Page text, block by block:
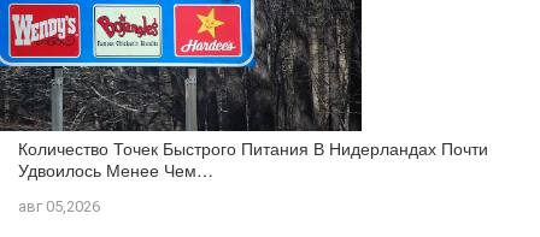
Количество Точек Быстрого Питания В Нидерландах Почти
Удвоилось Менее Чем…
авг 05,2026